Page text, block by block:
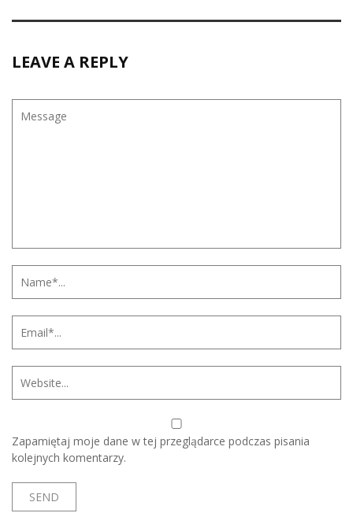
LEAVE A REPLY
Zapamiętaj moje dane w tej przeglądarce podczas pisania
kolejnych komentarzy.